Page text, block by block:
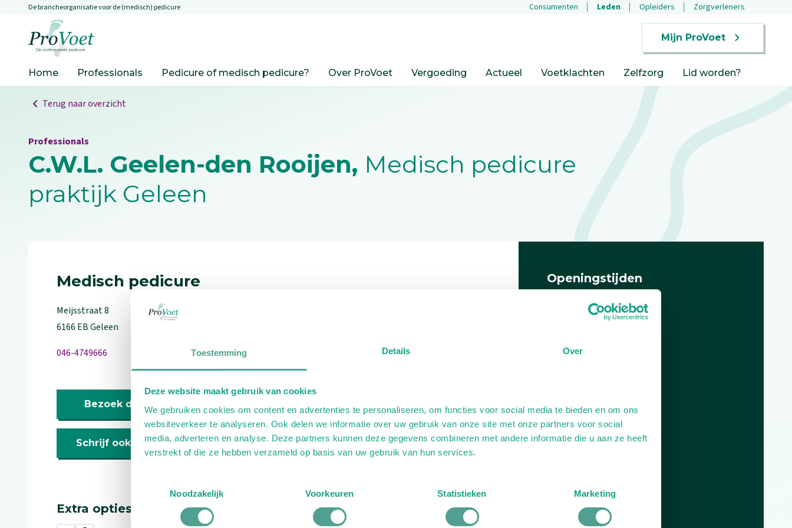
Toestemming Details Over
Deze website maakt gebruik van cookies
We gebruiken cookies om content en advertenties te personaliseren, om functies voor social media te bieden en om ons
websiteverkeer te analyseren. Ook delen we informatie over uw gebruik van onze site met onze partners voor social
media, adverteren en analyse. Deze partners kunnen deze gegevens combineren met andere informatie die u aan ze heeft
verstrekt of die ze hebben verzameld op basis van uw gebruik van hun services.
Noodzakelijk
Voorkeuren Statistieken Marketing
Overslaan en naar de inhoud gaan
De brancheorganisatie voor de (medisch) pedicure Consumenten Leden Opleiders Zorgverleners
Mijn ProVoet
Home Professionals Pedicure of medisch pedicure? Over ProVoet Vergoeding Actueel Voetklachten Zelfzorg Lid worden?
Terug naar overzicht
Professionals
C.W.L. Geelen-den Rooijen, Medisch pedicure
praktijk Geleen
Medisch pedicure
Meijsstraat8
6166 EBGeleen
046-4749666
Bezoek de website
Schrijf ook een review
Extra opties
Openingstijden